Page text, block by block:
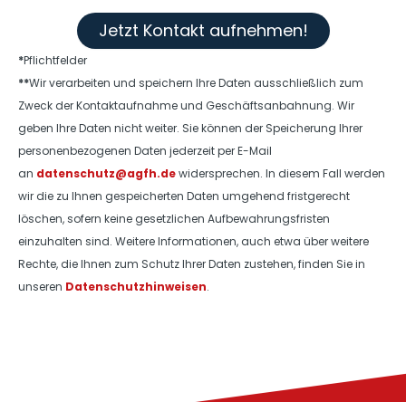
Jetzt Kontakt aufnehmen!
*Pflichtfelder
**Wir verarbeiten und speichern Ihre Daten ausschließlich zum
Zweck der Kontaktaufnahme und Geschäftsanbahnung. Wir
geben Ihre Daten nicht weiter. Sie können der Speicherung Ihrer
personenbezogenen Daten jederzeit per E-Mail
an datenschutz@agfh.dewidersprechen. In diesem Fall werden
wir die zu Ihnen gespeicherten Daten umgehend fristgerecht
löschen, sofern keine gesetzlichen Aufbewahrungsfristen
einzuhalten sind. Weitere Informationen, auch etwa über weitere
Rechte, die Ihnen zum Schutz Ihrer Daten zustehen, finden Sie in
unseren Datenschutzhinweisen.